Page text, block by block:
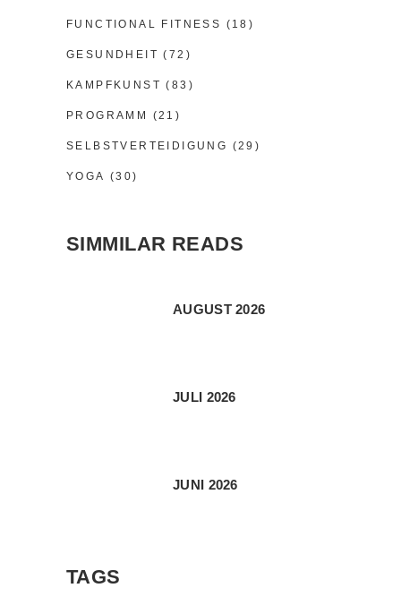
FUNCTIONAL FITNESS (18)
GESUNDHEIT (72)
KAMPFKUNST (83)
PROGRAMM (21)
SELBSTVERTEIDIGUNG (29)
YOGA (30)
SIMMILAR READS
AUGUST 2026
JULI 2026
JUNI 2026
TAGS